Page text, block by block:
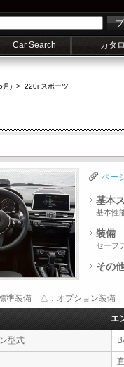
Car Search カタ
月) > 220i スポーツ
ペー
基本
基本性
装備
セーフ
その
準装備 △：オプション装備 -
エ
型式